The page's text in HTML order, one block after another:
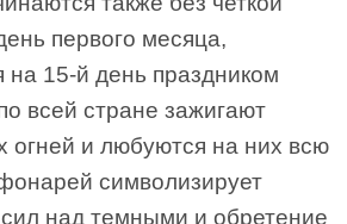
первого месяца,
на 15-й день праздником
всей стране зажигают
огней и любуются на них всю
символизирует
над темными и обретение